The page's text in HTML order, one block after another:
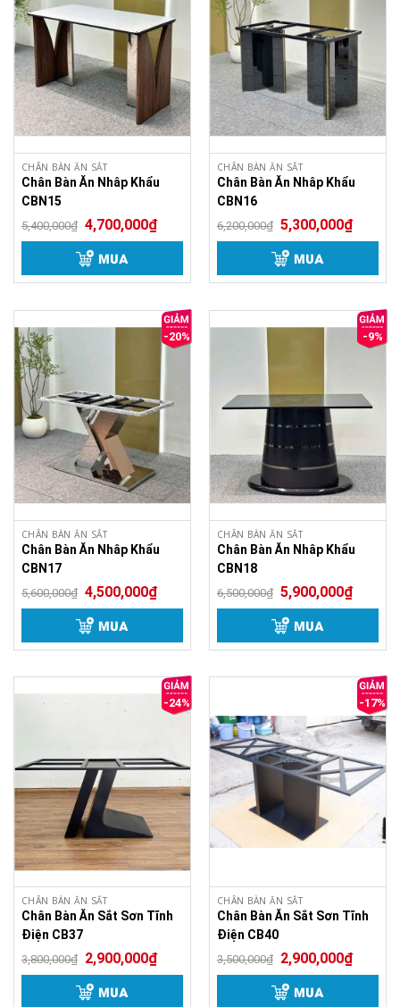
CHÂN BÀN ĂN SẮT
Chân Bàn Ăn Nhâp Khẩu
CBN15
5,400,000₫ 4,700,000₫
MUA
CHÂN BÀN ĂN SẮT
Chân Bàn Ăn Nhâp Khẩu
CBN16
6,200,000₫ 5,300,000₫
MUA
-20%
CHÂN BÀN ĂN SẮT
Chân Bàn Ăn Nhâp Khẩu
CBN17
5,600,000₫ 4,500,000₫
MUA
-9%
CHÂN BÀN ĂN SẮT
Chân Bàn Ăn Nhâp Khẩu
CBN18
6,500,000₫ 5,900,000₫
MUA
-24%
CHÂN BÀN ĂN SẮT
Chân Bàn Ăn Sắt Sơn Tĩnh
Điện CB37
3,800,000₫ 2,900,000₫
MUA
-17%
CHÂN BÀN ĂN SẮT
Chân Bàn Ăn Sắt Sơn Tĩnh
Điện CB40
3,500,000₫ 2,900,000₫
MUA